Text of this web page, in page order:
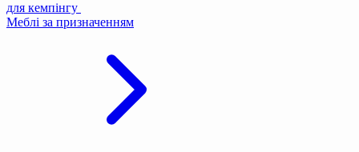
для кемпінгу
Меблі за призначенням